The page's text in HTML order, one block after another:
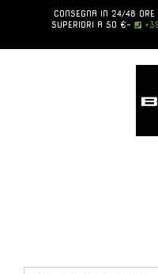
CONSEGNA IN 24/48 ORE
SUPERIORI A 50 €-